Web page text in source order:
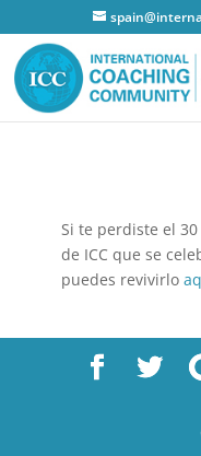
Si te perdiste el
de ICC que se
puedes revivirlo